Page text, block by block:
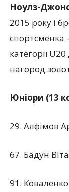
Ноулз-Джонс
2015 року і
спортсменка
категорії
нагород
Юніори (13
29. Алфімов
67. Бадун
91.